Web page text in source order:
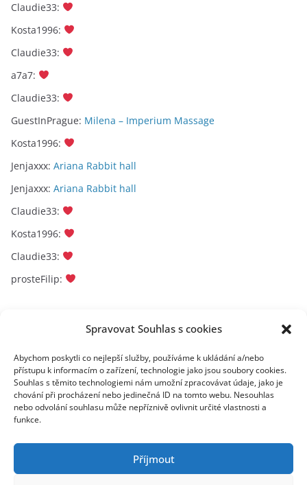
Spravovat Souhlas s cookies
Abychom poskytli co nejlepší služby, používáme k ukládání a/nebo
přístupu k informacím o zařízení, technologie jako jsou soubory cookies.
Souhlas s těmito technologiemi nám umožní zpracovávat údaje, jako je
chování při procházení nebo jedinečná ID na tomto webu. Nesouhlas
nebo odvolání souhlasu může nepříznivě ovlivnit určité vlastnosti a
funkce.
Příjmout
Claudie33:
Kosta1996:
Claudie33:
a7a7:
Claudie33:
GuestInPrague: Milena – Imperium Massage
Kosta1996:
Jenjaxxx: Ariana Rabbit hall
Jenjaxxx: Ariana Rabbit hall
Claudie33:
Kosta1996:
Claudie33:
prosteFilip:
A
c
h toplist